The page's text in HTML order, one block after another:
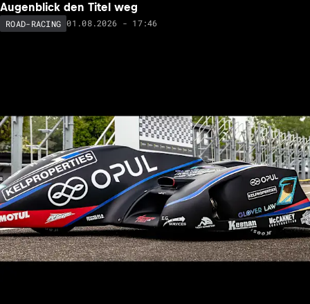
Augenblick den Titel weg
ROAD-RACING 01.08.2026 - 17:46